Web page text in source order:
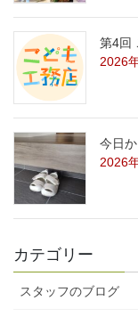
第4回
2026
今日
2026
カテゴリー
スタッフのブログ